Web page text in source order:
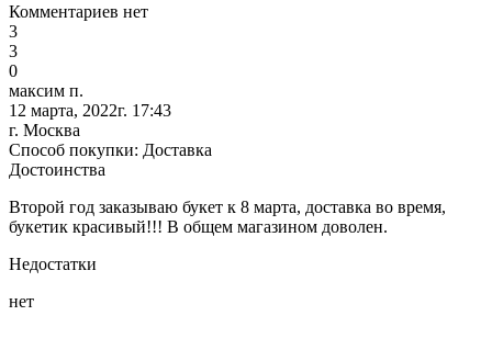
Комментариев нет
3
3
0
максим п.
12 марта, 2022г. 17:43
г. Москва
Способ покупки: Доставка
Достоинства
Второй год заказываю букет к 8 марта, доставка во время,
букетик красивый!!! В общем магазином доволен.
Недостатки
нет